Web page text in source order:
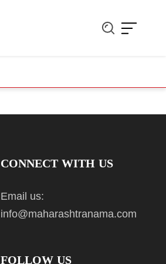
CONNECT WITH US
Email us:
info@maharashtranama.com